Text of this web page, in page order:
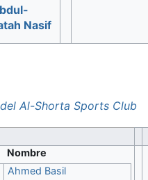
Nasif
Al-Shorta Sports Club
Nombre
Ahmed Basil